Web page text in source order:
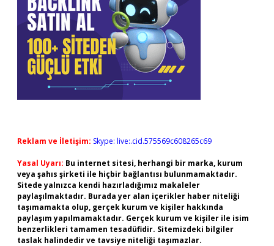
Reklam ve İletişim: Skype: live:.cid.575569c608265c69
Yasal Uyarı: Bu internet sitesi, herhangi bir marka, kurum
veya şahıs şirketi ile hiçbir bağlantısı bulunmamaktadır.
Sitede yalnızca kendi hazırladığımız makaleler
paylaşılmaktadır. Burada yer alan içerikler haber niteliği
taşımamakta olup, gerçek kurum ve kişiler hakkında
paylaşım yapılmamaktadır. Gerçek kurum ve kişiler ile isim
benzerlikleri tamamen tesadüfidir. Sitemizdeki bilgiler
taslak halindedir ve tavsiye niteliği taşımazlar.